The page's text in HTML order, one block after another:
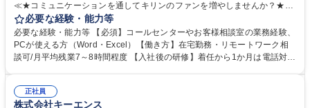
≪★コミュニケーションを通してキリンのファンを増やしませんか？★≫
お客様のお声をより良い商品づくりに活かしていく上で、窓口となるお客
様相談室でのお仕事です。 日々お客様からいただくキリングループへのご
意見を、企業活動に活かしています。お客様からの声に迅速かつ誠意をも
って対応、情報提供するとともにグループ内活動に反映しています。 【具
平均100件前後■メール・手紙：同上40件前後 募集職種 中野本社【お客様
相談室】お客様のお声をもとにより良い商品づくりへ貢献
必要な経験・能力等
必要な経験・能力等 【必須】コールセンターやお客様相談室の業務経験、
PCが使える方（Word・Excel）【働き方】在宅勤務・リモートワーク相
談可/月平均残業7～8時間程度 【入社後の研修】着任から1か月は電話対応
すのでご安心ください。 【当社について】キリングループの広報機能を担
正社員
株式会社キーエンス